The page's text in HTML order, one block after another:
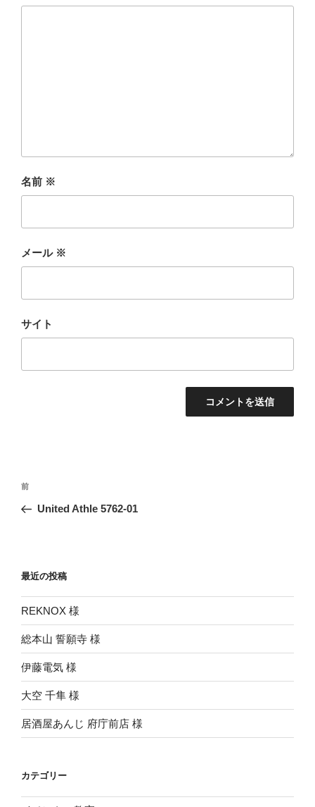
名前 ※
メール ※
サイト
投
ナ
ー
シ
ョ
ン
前
の
前
United Athle 5762-01
最近の投稿
REKNOX 様
総本山 誓願寺 様
伊藤電気 様
大空 千隼 様
居酒屋あんじ 府庁前店 様
カテゴリー